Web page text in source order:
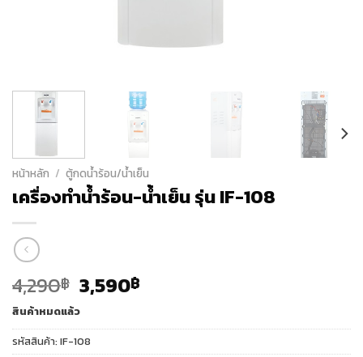
หน้าหลัก / ตู้กดน้ำร้อน/น้ำเย็น
เครื่องทำน้ำร้อน-น้ำเย็น รุ่น IF-108
4,290฿ Original
price
was:
4,290฿.
3,590฿
is:
สินค้าหมดแล้ว
รหัสสินค้า: IF-108